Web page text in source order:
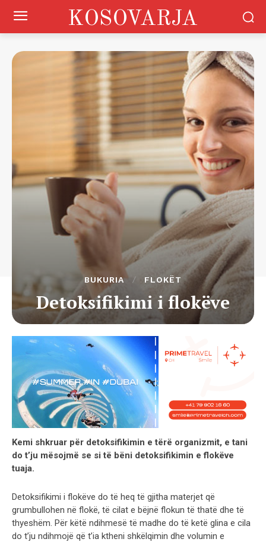
KOSOVARJA
BUKURIA FLOKËT
Detoksifikimi i flokëve
Kemi shkruar për detoksifikimin e tërë organizmit, e tani
do t’ju mësojmë se si të bëni detoksifikimin e flokëve
tuaja.
Detoksifikimi i flokëve do të heq të gjitha materjet që
grumbullohen në flokë, të cilat e bëjnë flokun të thatë dhe të
thyeshëm. Për këtë ndihmesë të madhe do të ketë glina e cila
do t’ju ndihmojë që t’ia ktheni shkëlqimin dhe volumin e